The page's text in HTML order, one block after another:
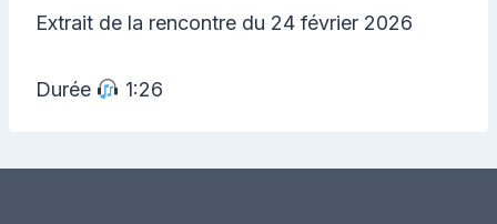
Extrait de la rencontre du 24 février 2026
Durée 1:26